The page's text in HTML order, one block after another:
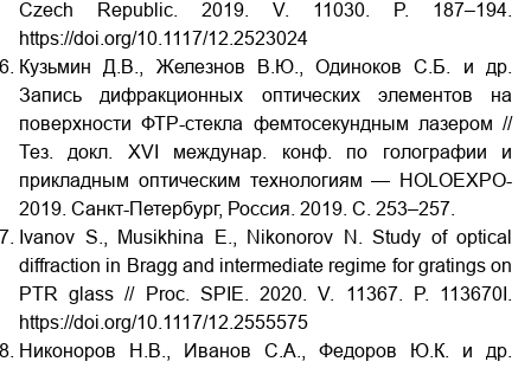
Czech Republic. 2019. V. 11030. P. 187–194.
https://doi.org/10.1117/12.2523024
Кузьмин Д.В., Железнов В.Ю., Одиноков С.Б. и др.
Запись дифракционных оптических элементов на
поверхности ФТР-стекла фемтосекундным лазером //
Тез. докл. XVI
междунар. конф. по голографии и
прикладным оптическим технологиям — HOLOEXPO-
2019. Санкт-Петербург, Россия. 2019. С. 253‒257.
Ivanov S., Musikhina E., Nikonorov N. Study of optical
diffraction in Bragg and intermediate regime for gratings on
PTR glass // Proc. SPIE. 2020. V. 11367. P. 113670I.
https://doi.org/10.1117/12.2555575
Никоноров Н.В., Иванов С.А., Федоров Ю.К. и др.